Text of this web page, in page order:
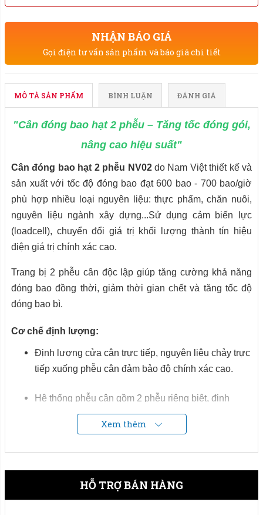
NHẬN BÁO GIÁ
Gọi điện tư vấn sản phẩm và báo giá chi tiết
MÔ TẢ SẢN PHẨM BÌNH LUẬN ĐÁNH GIÁ
"Cân đóng bao hạt 2 phễu – Tăng tốc đóng gói,
nâng cao hiệu suất"
Cân đóng bao hạt 2 phễu NV02 do Nam Việt thiết kế và
sản xuất với tốc độ đóng bao đạt 600 bao - 700 bao/giờ
phù hợp nhiều loại nguyên liệu: thực phẩm, chăn nuôi,
nguyên liệu ngành xây dựng...Sử dụng cảm biến lực
(loadcell), chuyển đổi giá trị khối lượng thành tín hiệu
điện giá trị chính xác cao.
Trang bị 2 phễu cân độc lập giúp tăng cường khả năng
đóng bao đồng thời, giảm thời gian chết và tăng tốc độ
đóng bao bì.
Cơ chế định lượng:
Định lượng cửa cân trực tiếp, nguyên liệu chảy trực
tiếp xuống phễu cân đảm bảo độ chính xác cao.
Hệ thống phễu cân gồm 2 phễu riêng biệt, định
lượng và xả xen kẽ, phù hợp các hệ thống sản xuất
với năng suất vừa và lớn.
Xem thêm
HỖ TRỢ BÁN HÀNG